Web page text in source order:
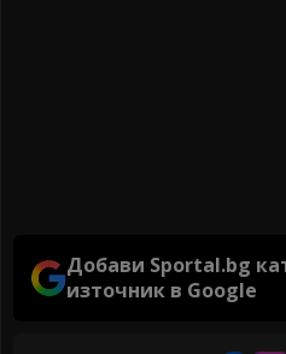
Добави Sportal.bg
източник в Google